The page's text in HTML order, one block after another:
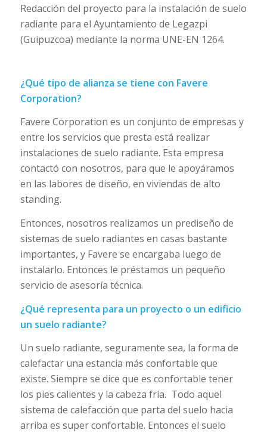
Redacción del proyecto para la instalación de suelo
radiante para el Ayuntamiento de Legazpi
(Guipuzcoa) mediante la norma UNE-EN 1264.
¿Qué tipo de alianza se tiene con Favere
Corporation?
Favere Corporation es un conjunto de empresas y
entre los servicios que presta está realizar
instalaciones de suelo radiante. Esta empresa
contactó con nosotros, para que le apoyáramos
en las labores de diseño, en viviendas de alto
standing.
Entonces, nosotros realizamos un prediseño de
sistemas de suelo radiantes en casas bastante
importantes, y Favere se encargaba luego de
instalarlo. Entonces le préstamos un pequeño
servicio de asesoría técnica.
¿Qué representa para un proyecto o un edificio
un suelo radiante?
Un suelo radiante, seguramente sea, la forma de
calefactar una estancia más confortable que
existe. Siempre se dice que es confortable tener
los pies calientes y la cabeza fría. Todo aquel
sistema de calefacción que parta del suelo hacia
arriba es super confortable. Entonces el suelo